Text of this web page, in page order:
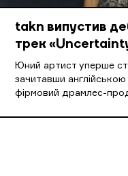
takn випустив
трек
Юний артист уперше
зачитавши англійською
фірмовий драмлес-